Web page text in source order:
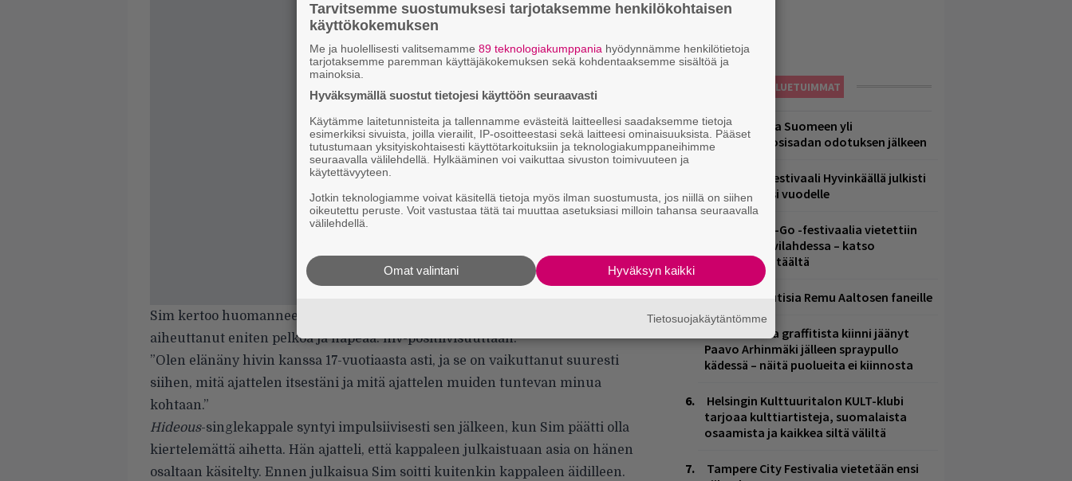
Sim kertoo huomanneensa kuitenkin kiertelevänsä sitä aihetta, joka on hänelle
aiheuttanut eniten pelkoa ja häpeää: hiv-positiivisuuttaan.
”Olen elänäny hivin kanssa 17-vuotiaasta asti, ja se on vaikuttanut suuresti
siihen, mitä ajattelen itsestäni ja mitä ajattelen muiden tuntevan minua
kohtaan.”
Hideous-singlekappale syntyi impulsiivisesti sen jälkeen, kun Sim päätti olla
kiertelemättä aihetta. Hän ajatteli, että kappaleen julkaistuaan asia on hänen
osaltaan käsitelty. Ennen julkaisua Sim soitti kuitenkin kappaleen äidilleen.
LUETUIMMAT
Weezer palaa Suomeen yli
neljännesvuosisadan odotuksen jälkeen
Äärimetallifestivaali Hyvinkäällä julkisti
esiintyjiä ensi vuodelle
Jytäkesä Go-Go -festivaalia vietettiin
Helsingin Suvilahdessa – katso
kuvagalleria täältä
Mainioita uutisia Remu Aaltosen faneille
Laittomasta graffitista kiinni jäänyt
Paavo Arhinmäki jälleen spraypullo
kädessä – näitä puolueita ei kiinnosta
Helsingin Kulttuuritalon KULT-klubi
tarjoaa kulttiartisteja, suomalaista
osaamista ja kaikkea siltä väliltä
Tampere City Festivalia vietetään ensi
Tarvitsemme suostumuksesi tarjotaksemme henkilökohtaisen
käyttökokemuksen
Me ja huolellisesti valitsemamme 89 teknologiakumppania hyödynnämme henkilötietoja
tarjotaksemme paremman käyttäjäkokemuksen sekä kohdentaaksemme sisältöä ja
mainoksia.
Hyväksymällä suostut tietojesi käyttöön seuraavasti
Käytämme laitetunnisteita ja tallennamme evästeitä laitteellesi saadaksemme tietoja
esimerkiksi sivuista, joilla vierailit, IP-osoitteestasi sekä laitteesi ominaisuuksista. Pääset
tutustumaan yksityiskohtaisesti käyttötarkoituksiin ja teknologiakumppaneihimme
seuraavalla välilehdellä. Hylkääminen voi vaikuttaa sivuston toimivuuteen ja
käytettävyyteen.
Jotkin teknologiamme voivat käsitellä tietoja myös ilman suostumusta, jos niillä on siihen
oikeutettu peruste. Voit vastustaa tätä tai muuttaa asetuksiasi milloin tahansa seuraavalla
välilehdellä.
Hyväksyn kaikki
Omat valintani
Tietosuojakäytäntömme